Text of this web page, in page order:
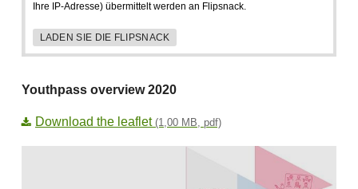
Ihre IP-Adresse) übermittelt werden an Flipsnack.
LADEN SIE DIE FLIPSNACK
Youthpass overview 2020
Download the leaflet (1,00 MB, pdf)